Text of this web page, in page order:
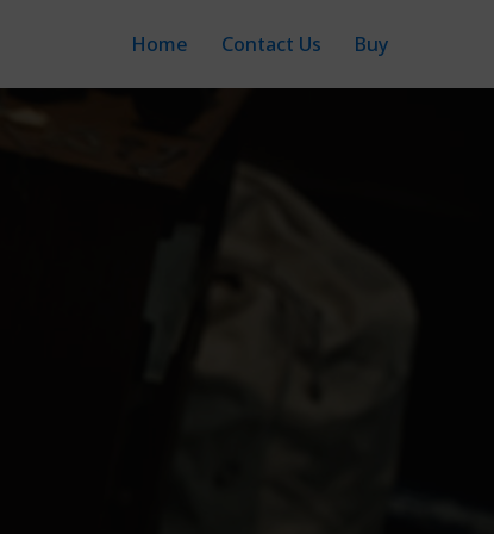
Home Contact Us Buy